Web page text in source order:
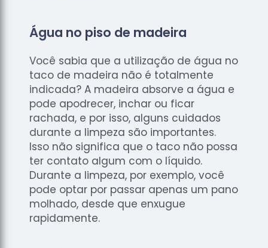
Água no piso de madeira
Você sabia que a utilização de água no
taco de madeira não é totalmente
indicada? A madeira absorve a água e
pode apodrecer, inchar ou ficar
rachada, e por isso, alguns cuidados
durante a limpeza são importantes.
Isso não significa que o taco não possa
ter contato algum com o líquido.
Durante a limpeza, por exemplo, você
pode optar por passar apenas um pano
molhado, desde que enxugue
rapidamente.